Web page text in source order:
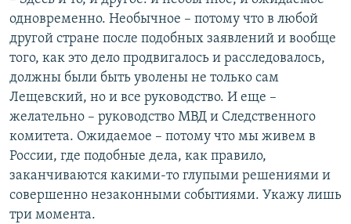
одновременно. Необычное – потому что в любой
другой стране после подобных заявлений и вообще
того, как это дело продвигалось и расследовалось,
должны были быть уволены не только сам
Лещевский, но и все руководство. И еще –
желательно – руководство МВД и Следственного
комитета. Ожидаемое – потому что мы живем в
России, где подобные дела, как правило,
заканчиваются какими-то глупыми решениями и
совершенно незаконными событиями. Укажу лишь
три момента.